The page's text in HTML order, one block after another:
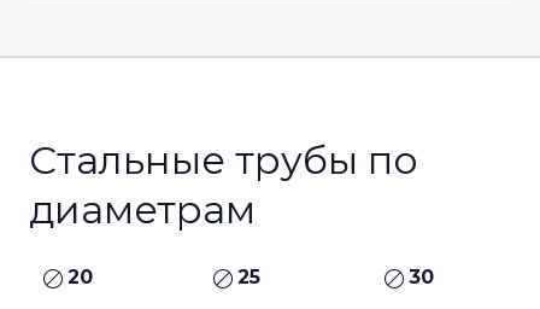
Стальные трубы по
диаметрам
20 25 30